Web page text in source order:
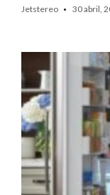
Jetstereo 30 abril,